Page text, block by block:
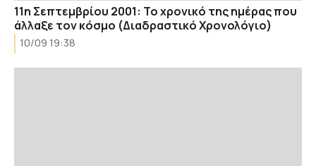
11η Σεπτεμβρίου 2001: Το χρονικό της ημέρας που
άλλαξε τον κόσμο (Διαδραστικό Χρονολόγιο)
10/09 19:38